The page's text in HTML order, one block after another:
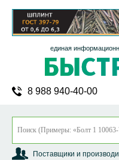
единая
8 988 940-40-00
Поставщики и